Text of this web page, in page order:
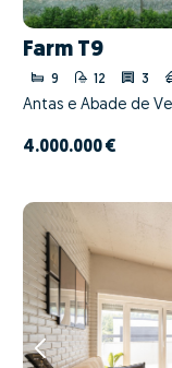
Farm T9
9 12 3
Antas e Abade de
4.000.000 €